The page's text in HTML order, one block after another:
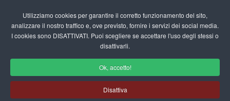
Utilizziamo cookies per garantire il corretto funzionamento del sito,
analizzare il nostro traffico e, ove previsto, fornire i servizi dei social media.
I cookies sono DISATTIVATI. Puoi scegliere se accettare l'uso degli stessi o
disattivarli.
Ok, accetto!
Disattiva
fas
Disegni da Colorare Vari